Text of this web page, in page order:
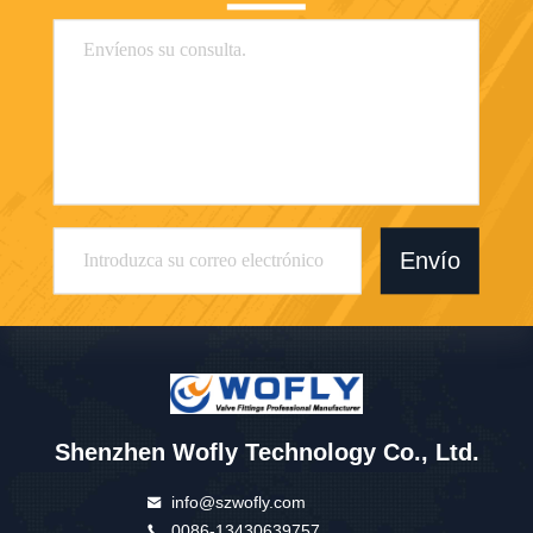
Envío
Shenzhen Wofly Technology Co., Ltd.
info@szwofly.com